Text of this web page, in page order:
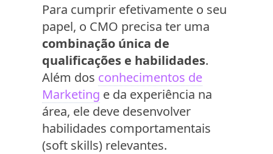
Para cumprir efetivamente o seu
papel, o CMO precisa ter uma
combinação única de
qualificações e habilidades.
Além dos conhecimentos de
Marketing e da experiência na
área, ele deve desenvolver
habilidades comportamentais
(soft skills) relevantes.